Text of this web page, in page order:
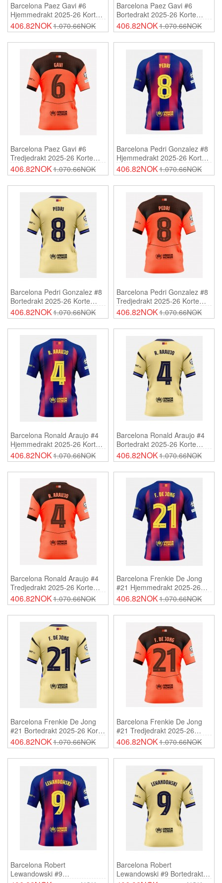
Barcelona Paez Gavi #6
Hjemmedrakt 2025-26 Korte
Ermer
406.82NOK1.070.66NOK
Barcelona Paez Gavi #6
Bortedrakt 2025-26 Korte
Ermer
406.82NOK1.070.66NOK
Barcelona Paez Gavi #6
Tredjedrakt 2025-26 Korte
Ermer
406.82NOK1.070.66NOK
Barcelona Pedri Gonzalez #8
Hjemmedrakt 2025-26 Korte
Ermer
406.82NOK1.070.66NOK
Barcelona Pedri Gonzalez #8
Bortedrakt 2025-26 Korte
Ermer
406.82NOK1.070.66NOK
Barcelona Pedri Gonzalez #8
Tredjedrakt 2025-26 Korte
Ermer
406.82NOK1.070.66NOK
Barcelona Ronald Araujo #4
Hjemmedrakt 2025-26 Korte
Ermer
406.82NOK1.070.66NOK
Barcelona Ronald Araujo #4
Bortedrakt 2025-26 Korte
Ermer
406.82NOK1.070.66NOK
Barcelona Ronald Araujo #4
Tredjedrakt 2025-26 Korte
Ermer
406.82NOK1.070.66NOK
Barcelona Frenkie De Jong
#21 Hjemmedrakt 2025-26
Korte Ermer
406.82NOK1.070.66NOK
Barcelona Frenkie De Jong
#21 Bortedrakt 2025-26 Korte
Ermer
406.82NOK1.070.66NOK
Barcelona Frenkie De Jong
#21 Tredjedrakt 2025-26
Korte Ermer
406.82NOK1.070.66NOK
Barcelona Robert
Lewandowski #9
Barcelona Robert
Lewandowski #9 Bortedrakt